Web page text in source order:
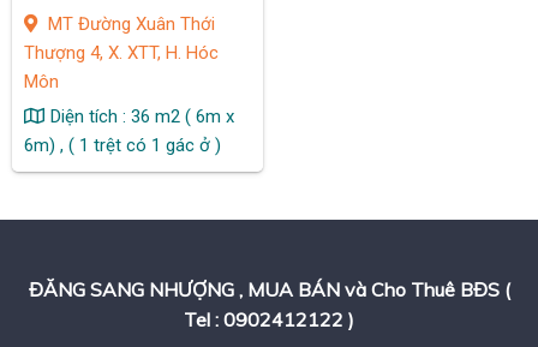
MT Đường Xuân Thới
Thượng 4, X. XTT, H. Hóc
Môn
Diện tích : 36 m2 ( 6m x
6m) , ( 1 trệt có 1 gác ở )
ĐĂNG SANG NHƯỢNG , MUA BÁN và Cho Thuê BĐS (
Tel : 0902412122 )